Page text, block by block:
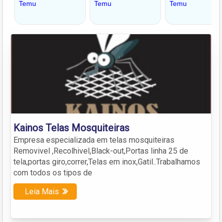
Kainos Telas Mosquiteiras
Empresa especializada em telas mosquiteiras
Removivel ,Recolhivel,Black-out,Portas linha 25 de
tela,portas giro,correr,Telas em inox,Gatil..Trabalhamos
com todos os tipos de
Leia Mais